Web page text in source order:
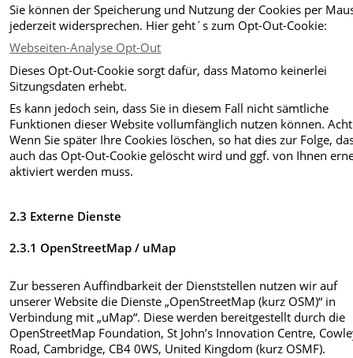
Sie können der Speicherung und Nutzung der Cookies per
jederzeit widersprechen. Hier geht´s zum Opt-Out-Cookie:
Webseiten-Analyse Opt-Out
Dieses Opt-Out-Cookie sorgt dafür, dass Matomo keinerlei
Sitzungsdaten erhebt.
Es kann jedoch sein, dass Sie in diesem Fall nicht sämtliche
Funktionen dieser Website vollumfänglich nutzen können.
Wenn Sie später Ihre Cookies löschen, so hat dies zur Folge,
auch das Opt-Out-Cookie gelöscht wird und ggf. von Ihnen
aktiviert werden muss.
2.3 Externe Dienste
2.3.1 OpenStreetMap / uMap
Zur besseren Auffindbarkeit der Dienststellen nutzen wir auf
unserer Website die Dienste „OpenStreetMap (kurz OSM)“ in
Verbindung mit „uMap“. Diese werden bereitgestellt durch die
OpenStreetMap Foundation, St John’s Innovation Centre,
Road, Cambridge, CB4 0WS, United Kingdom (kurz OSMF).